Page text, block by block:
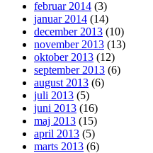
februar 2014 (3)
januar 2014 (14)
december 2013 (10)
november 2013 (13)
oktober 2013 (12)
september 2013 (6)
august 2013 (6)
juli 2013 (5)
juni 2013 (16)
maj 2013 (15)
april 2013 (5)
marts 2013 (6)